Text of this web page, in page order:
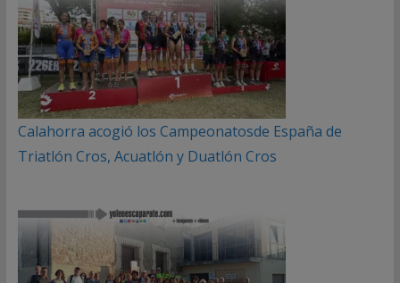
Calahorra acogió los Campeonatosde España de
Triatlón Cros, Acuatlón y Duatlón Cros